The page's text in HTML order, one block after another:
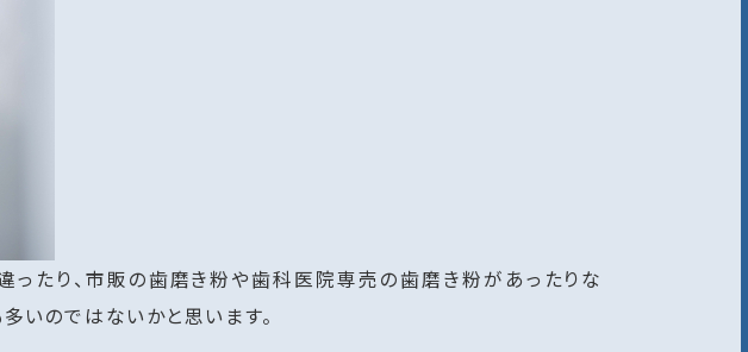
たり、市販の歯磨き粉や歯科医院専売の歯磨き粉があったりな
いのではないかと思います。